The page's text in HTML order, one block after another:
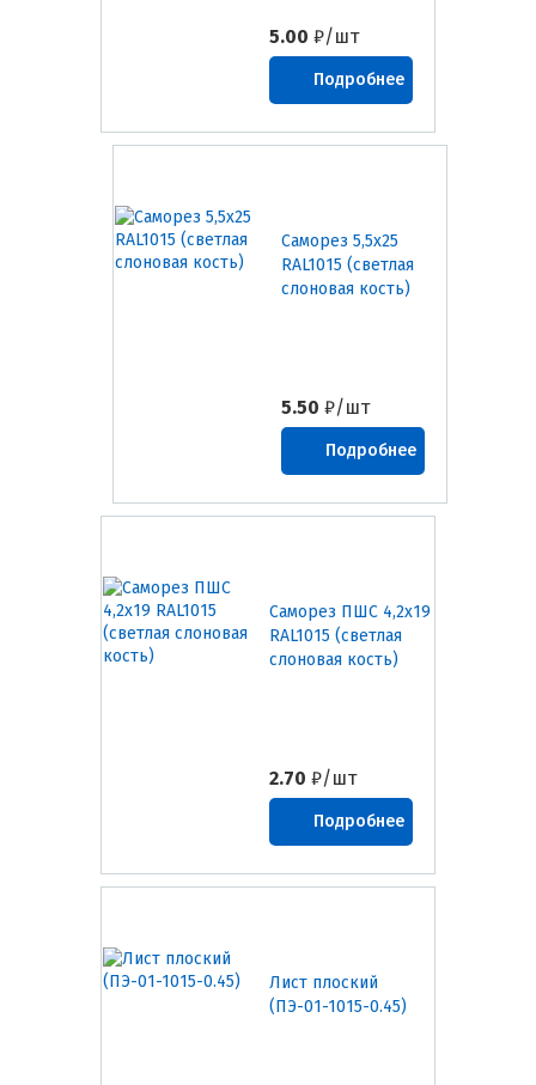
5.00 ₽/шт
Подробнее
Саморез 5,5х25
RAL1015 (светлая
слоновая кость)
5.50 ₽/шт
Подробнее
Саморез ПШС 4,2х19
RAL1015 (светлая
слоновая кость)
2.70 ₽/шт
Подробнее
Лист плоский
(ПЭ-01-1015-0.45)